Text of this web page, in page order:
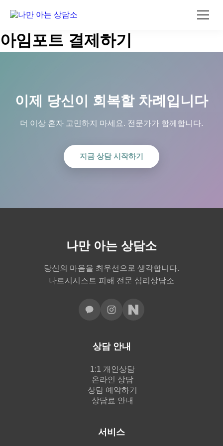
콘
텐
아임포트 결제하기
이제 당신이 회복할 차례입니다
더 이상 혼자 고민하지 마세요. 전문가가 함께합니다.
지금 상담 시작하기
나만 아는 상담소
당신의 마음을 최우선으로 생각합니다.
나르시시스트 피해 전문 심리상담소
상담 안내
1:1 개인상담
온라인 상담
상담 예약하기
상담료 안내
서비스